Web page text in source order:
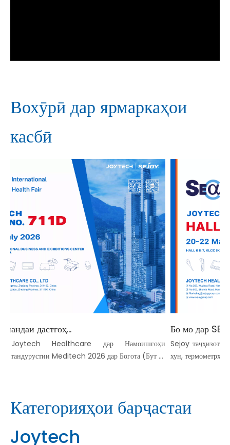
Вохӯрӣ дар ярмаркаҳои
касбӣ
Истеҳсолкунандаи дастгоҳи тиббӣ дар Колумбия 2026 намоиш медиҳад Таъминкунандаи OEM / ODM Joytech Healthcare
Healthcare дар Намоишгоҳи
Meditech 2026 дар Богота (Бут ...
Sejoy таҷҳизоти
хун, термометрҳои
Категорияҳои барҷастаи
Joytech